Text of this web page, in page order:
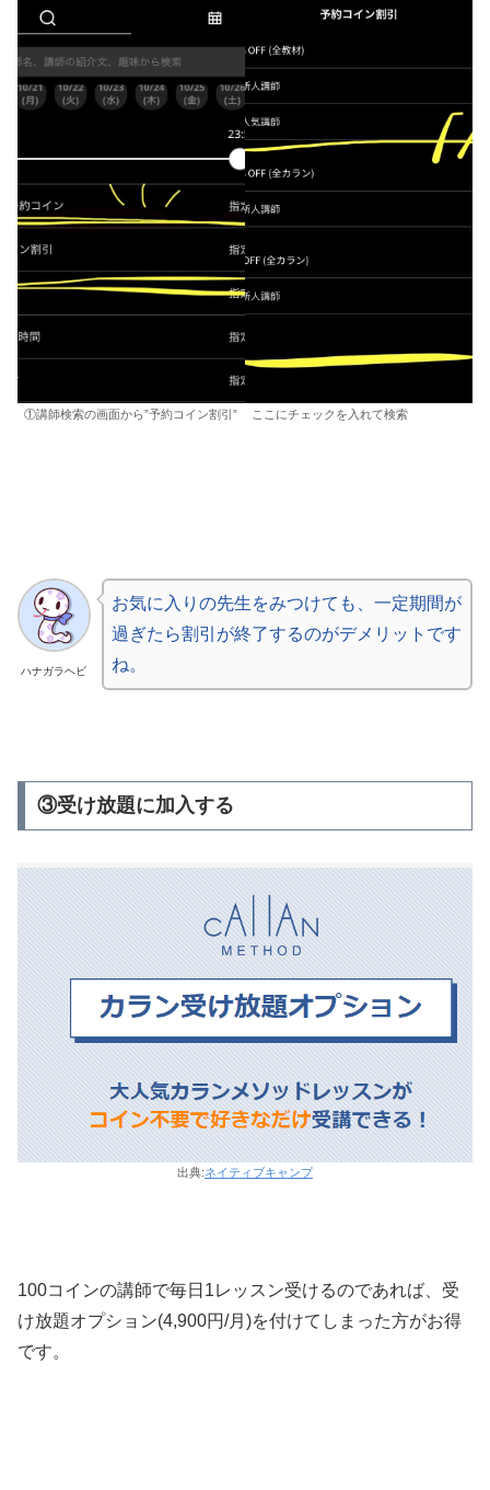
①講師検索の画面から”予約コイン割引” ここにチェックを入れて検索
ハナガラヘビ
お気に入りの先生をみつけても、一定期間が
過ぎたら割引が終了するのがデメリットです
ね。
③受け放題に加入する
出典:ネイティブキャンプ
100コインの講師で毎日1レッスン受けるのであれば、受
け放題オプション(4,900円/月)を付けてしまった方がお得
です。